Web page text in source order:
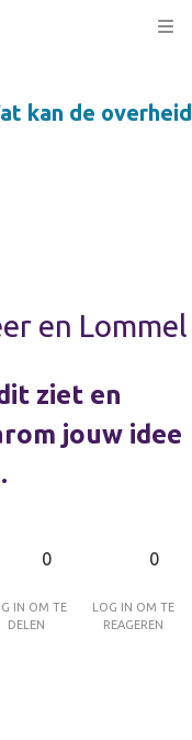
kan de overheid
en Lommel
ziet en
jouw idee
0
in om te
delen
0
Log in om te
reageren